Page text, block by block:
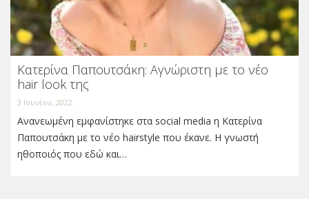
Κατερίνα Παπουτσάκη: Αγνώριστη με το νέο
hair look της
3 Ιουνίου, 2022
Ανανεωμένη εμφανίστηκε στα social media η Κατερίνα
Παπουτσάκη με το νέο hairstyle που έκανε. Η γνωστή
ηθοποιός που εδώ και…